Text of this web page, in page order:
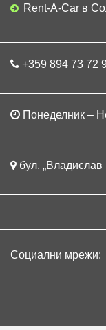
Rent-A-Car в
+359 894 73 72
Понеделник –
бул.
Социални мрежи: